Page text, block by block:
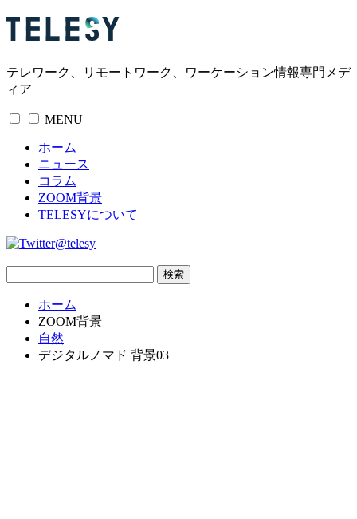
テレワーク、リモートワーク、ワーケーション情報専門メデ
ィア
MENU
ホーム
ニュース
コラム
ZOOM背景
TELESYについて
@telesy
ホーム
ZOOM背景
自然
デジタルノマド 背景03